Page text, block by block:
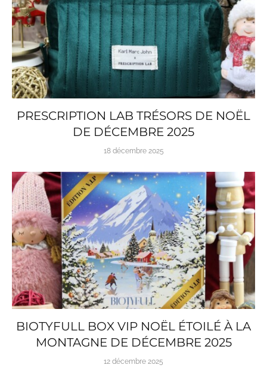
PRESCRIPTION LAB TRÉSORS DE NOËL
DE DÉCEMBRE 2025
18 décembre 2025
BIOTYFULL BOX VIP NOËL ÉTOILÉ À LA
MONTAGNE DE DÉCEMBRE 2025
12 décembre 2025